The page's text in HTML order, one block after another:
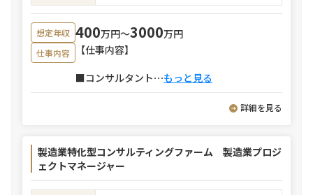
想定年収 400万円〜3000万円
仕事内容
【仕事内容】
■コンサルタント⋯もっと見る
詳細を見る
製造業特化型コンサルティングファーム 製造業プロジ
ェクトマネージャー